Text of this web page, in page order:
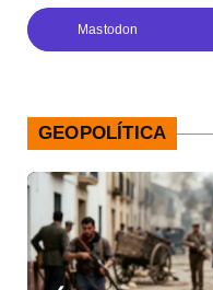
Mastodon
GEOPOLÍTICA